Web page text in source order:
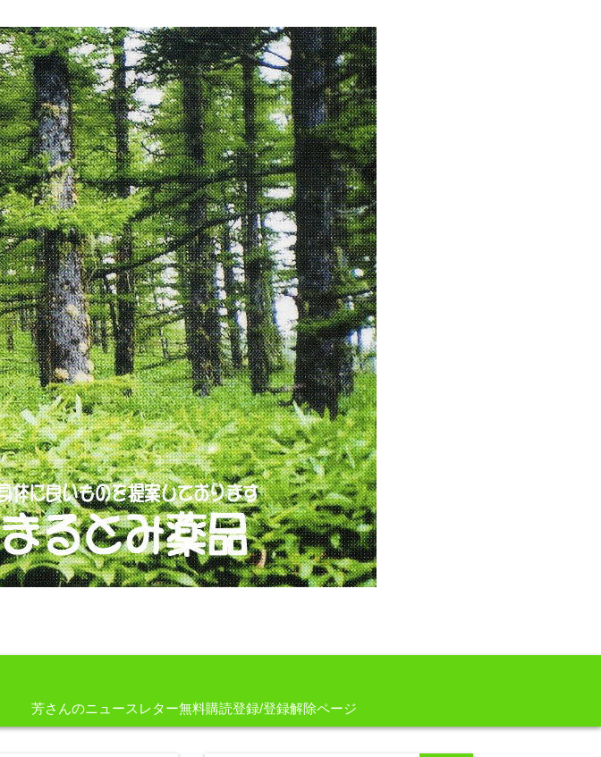
芳さんのニュースレター無料購読登録/登録解除ページ